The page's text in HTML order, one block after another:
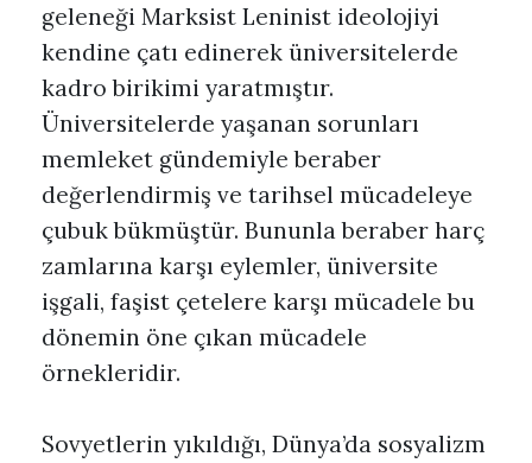
geleneği Marksist Leninist ideolojiyi
kendine çatı edinerek üniversitelerde
kadro birikimi yaratmıştır.
Üniversitelerde yaşanan sorunları
memleket gündemiyle beraber
değerlendirmiş ve tarihsel mücadeleye
çubuk bükmüştür. Bununla beraber harç
zamlarına karşı eylemler, üniversite
işgali, faşist çetelere karşı mücadele bu
dönemin öne çıkan mücadele
örnekleridir.
Sovyetlerin yıkıldığı, Dünya’da sosyalizm